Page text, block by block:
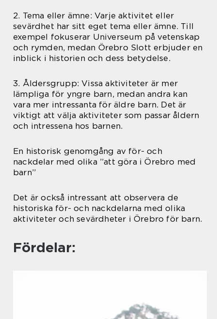
2. Tema eller ämne: Varje aktivitet eller
sevärdhet har sitt eget tema eller ämne. Till
exempel fokuserar Universeum på vetenskap
och rymden, medan Örebro Slott erbjuder en
inblick i historien och dess betydelse.
3. Åldersgrupp: Vissa aktiviteter är mer
lämpliga för yngre barn, medan andra kan
vara mer intressanta för äldre barn. Det är
viktigt att välja aktiviteter som passar åldern
och intressena hos barnen.
En historisk genomgång av för- och
nackdelar med olika ”att göra i Örebro med
barn”
Det är också intressant att observera de
historiska för- och nackdelarna med olika
aktiviteter och sevärdheter i Örebro för barn.
Fördelar: